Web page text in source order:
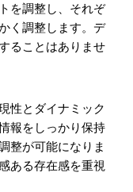
を調整し、それぞ
く調整します。デ
ることはありませ
性とダイナミック
報をしっかり保持
整が可能になりま
ある存在感を重視